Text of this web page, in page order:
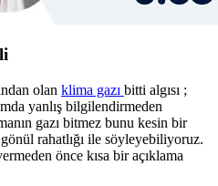
olan klima gazı bitti algısı ;
yanlış bilgilendirmeden
gazı bitmez bunu kesin bir
rahatlığı ile söyleyebiliyoruz.
önce kısa bir açıklama